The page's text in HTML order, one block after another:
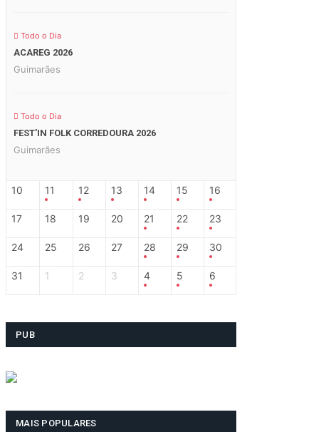
Todo o Dia
ACAREG 2026
Guimarães
Todo o Dia
FEST’IN FOLK CORREDOURA 2026
Guimarães
10 11 12 13 14 15 16
17 18 19 20 21 22 23
24 25 26 27 28 29 30
31 1 2 3 4 5 6
PUB
MAIS POPULARES